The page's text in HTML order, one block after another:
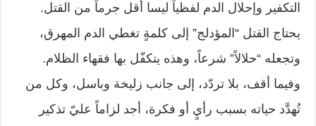
التكفير وإحلال الدم لفظياً ليسا أقل جرماً من القتل.
يحتاج القتل “المؤدلج” إلى كلمةٍ تغطي الدم المهرق،
وتجعله “حلالاً” شرعاً، وهذه يتكفّل بها فقهاء الظلام.
وفيما أقف، بلا تردّد، إلى جانب زليخة وباسل، وكل من
تُهدَّد حياته بسبب رأيٍ أو فكرة، أجد لزاماً عليّ تذكير